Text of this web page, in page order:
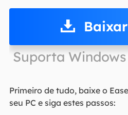
Suporta
Primeiro de tudo, baixe o
seu PC e siga estes passos: